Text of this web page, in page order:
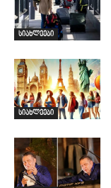
სიახლეები
სიახლეები